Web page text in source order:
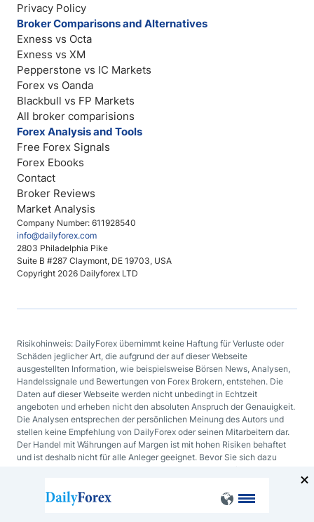
Company Number: 611928540
info@dailyforex.com
2803 Philadelphia Pike
Suite B #287 Claymont, DE 19703, USA
Copyright 2026 Dailyforex LTD
Privacy Policy
Broker Comparisons and Alternatives
Exness vs Octa
Exness vs XM
Pepperstone vs IC Markets
Forex vs Oanda
Blackbull vs FP Markets
All broker comparisions
Forex Analysis and Tools
Free Forex Signals
Forex Ebooks
Contact
Broker Reviews
Market Analysis
Risikohinweis: DailyForex übernimmt keine Haftung für Verluste oder
Schäden jeglicher Art, die aufgrund der auf dieser Webseite
ausgestellten Information, wie beispielsweise Börsen News, Analysen,
Handelssignale und Bewertungen von Forex Brokern, entstehen. Die
Daten auf dieser Webseite werden nicht unbedingt in Echtzeit
angeboten und erheben nicht den absoluten Anspruch der Genauigkeit.
Die Analysen entsprechen der persönlichen Meinung des Autors und
stellen keine Empfehlung von DailyForex oder seinen Mitarbeitern dar.
Der Handel mit Währungen auf Margen ist mit hohen Risiken behaftet
und ist deshalb nicht für alle Anleger geeignet. Bevor Sie sich dazu
Erfahrungsgrad und Ihre Risikobereitschaft abwägen.